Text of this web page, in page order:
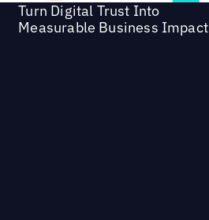
Turn Digital Trust Into
Measurable Business Impact